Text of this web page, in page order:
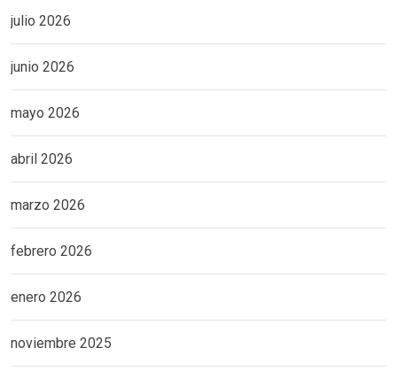
julio 2026
junio 2026
mayo 2026
abril 2026
marzo 2026
febrero 2026
enero 2026
noviembre 2025